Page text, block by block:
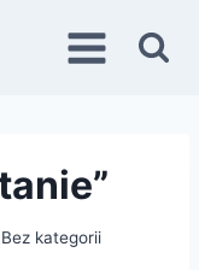
Bez kategorii